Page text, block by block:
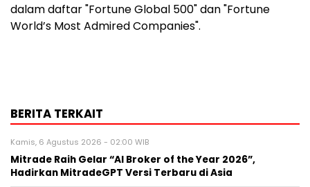
dalam daftar "Fortune Global 500" dan "Fortune
World’s Most Admired Companies".
BERITA TERKAIT
Kamis, 6 Agustus 2026 - 02:00 WIB
Mitrade Raih Gelar “AI Broker of the Year 2026”,
Hadirkan MitradeGPT Versi Terbaru di Asia